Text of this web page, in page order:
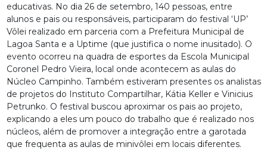
educativas. No dia 26 de setembro, 140 pessoas, entre
alunos e pais ou responsáveis, participaram do festival ‘UP’
Vôlei realizado em parceria com a Prefeitura Municipal de
Lagoa Santa e a Uptime (que justifica o nome inusitado). O
evento ocorreu na quadra de esportes da Escola Municipal
Coronel Pedro Vieira, local onde acontecem as aulas do
Núcleo Campinho. Também estiveram presentes os analistas
de projetos do Instituto Compartilhar, Kátia Keller e Vinicius
Petrunko. O festival buscou aproximar os pais ao projeto,
explicando a eles um pouco do trabalho que é realizado nos
núcleos, além de promover a integração entre a garotada
que frequenta as aulas de minivôlei em locais diferentes.